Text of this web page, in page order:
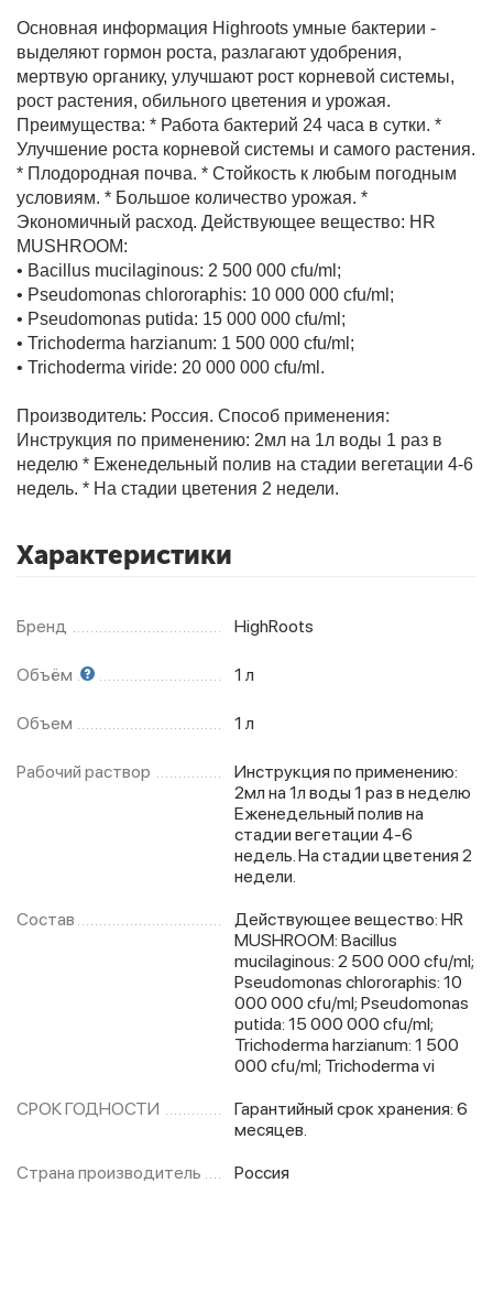
Фитолампы
Основная информация Highroots умные бактерии -
выделяют гормон роста, разлагают удобрения,
мертвую органику, улучшают рост корневой системы,
рост растения, обильного цветения и урожая.
Преимущества: * Работа бактерий 24 часа в сутки. *
Улучшение роста корневой системы и самого растения.
* Плодородная почва. * Стойкость к любым погодным
условиям. * Большое количество урожая. *
Экономичный расход. Действующее вещество: HR
MUSHROOM:
• Bacillus mucilaginous: 2 500 000 cfu/ml;
• Pseudomonas chlororaphis: 10 000 000 cfu/ml;
• Pseudomonas putida: 15 000 000 cfu/ml;
• Trichoderma harzianum: 1 500 000 cfu/ml;
• Trichoderma viride: 20 000 000 cfu/ml.
Производитель: Россия. Способ применения:
Инструкция по применению: 2мл на 1л воды 1 раз в
неделю * Еженедельный полив на стадии вегетации 4-6
недель. * На стадии цветения 2 недели.
Характеристики
Бренд HighRoots
Объём 1 л
Объем 1 л
Рабочий раствор
Инструкция по применению:
2мл на 1л воды 1 раз в неделю
Еженедельный полив на
стадии вегетации 4-6
недель. На стадии цветения 2
недели.
Состав
Действующее вещество: HR
MUSHROOM: Bacillus
mucilaginous: 2 500 000 cfu/ml;
Pseudomonas chlororaphis: 10
000 000 cfu/ml; Pseudomonas
putida: 15 000 000 cfu/ml;
Trichoderma harzianum: 1 500
000 cfu/ml; Trichoderma vi
СРОК ГОДНОСТИ
Гарантийный срок хранения: 6
месяцев.
Страна производитель Россия